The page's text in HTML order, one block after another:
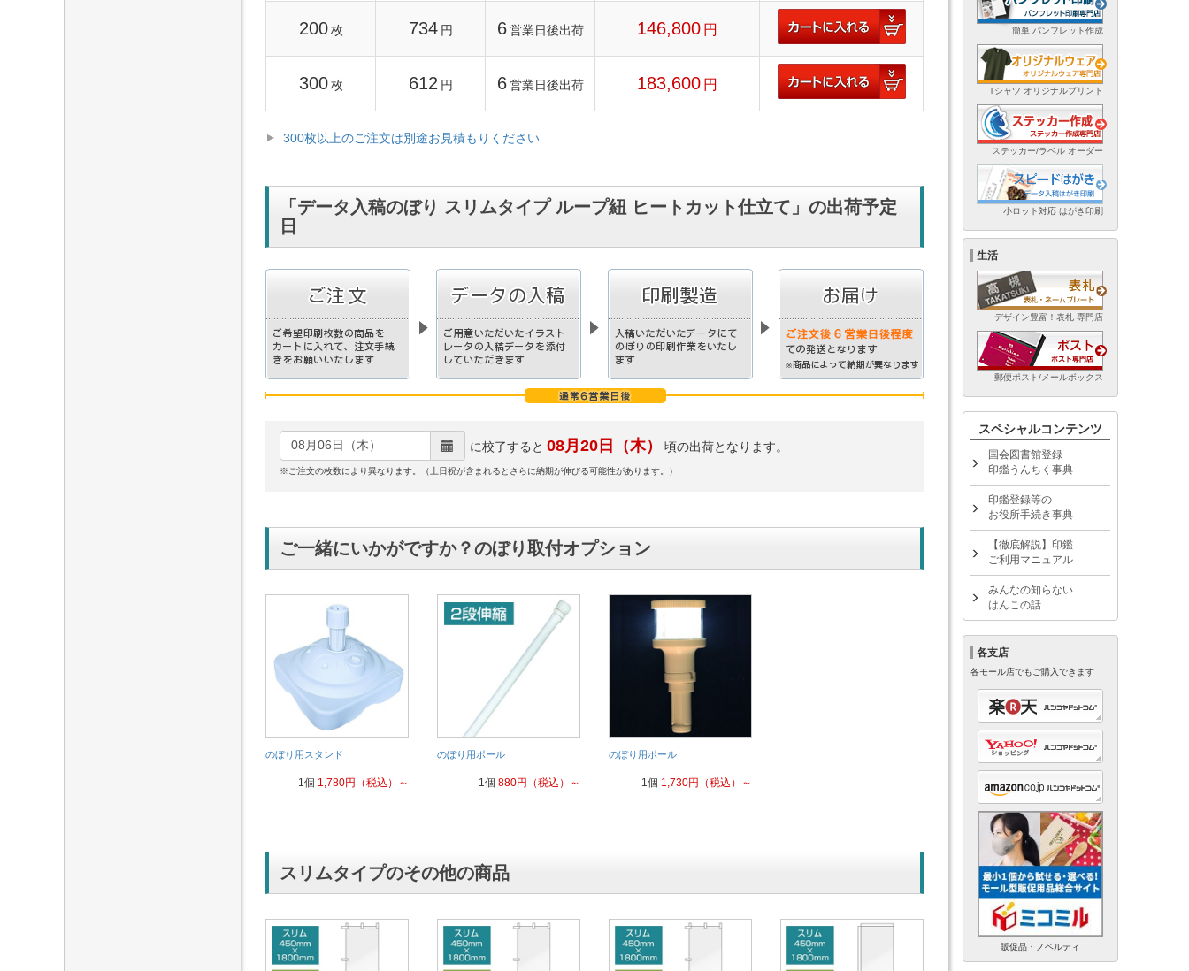
200 枚 734 円 6 営業日後出荷 146,800 円
300 枚 612 円 6 営業日後出荷 183,600 円
300枚以上のご注文は別途お見積もりください
「データ入稿のぼり スリムタイプ ループ紐 ヒートカット仕立て」の出荷予定
日
に校了すると 08月20日（木） 頃の出荷となります。
※ご注文の枚数により異なります。（土日祝が含まれるとさらに納期が伸びる可能性があります。）
ご一緒にいかがですか？のぼり取付オプション
のぼり用スタンド
1個 1,780円（税込）～
のぼり用ポール
1個 880円（税込）～
のぼり用ポール
1個 1,730円（税込）～
スリムタイプのその他の商品
簡単 パンフレット作成
Tシャツ オリジナルプリント
ステッカー/ラベル オーダー
小ロット対応 はがき印刷
生活
デザイン豊富！表札 専門店
郵便ポスト/メールボックス
スペシャルコンテンツ
国会図書館登録
印鑑うんちく事典
印鑑登録等の
お役所手続き事典
【徹底解説】印鑑
ご利用マニュアル
みんなの知らない
はんこの話
各支店
各モール店でもご購入できます
販促品・ノベルティ